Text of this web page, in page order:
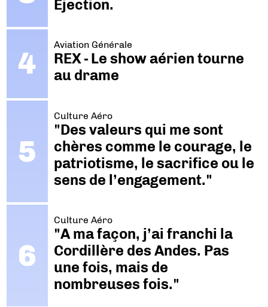
Ejection.
Aviation Générale
REX - Le show aérien tourne
au drame
Culture Aéro
"Des valeurs qui me sont
chères comme le courage, le
patriotisme, le sacrifice ou le
sens de l’engagement."
Culture Aéro
"A ma façon, j’ai franchi la
Cordillère des Andes. Pas
une fois, mais de
nombreuses fois."